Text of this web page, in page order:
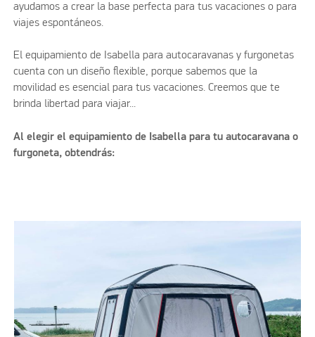
ayudamos a crear la base perfecta para tus vacaciones o para
viajes espontáneos.
El equipamiento de Isabella para autocaravanas y furgonetas
cuenta con un diseño flexible, porque sabemos que la
movilidad es esencial para tus vacaciones. Creemos que te
brinda libertad para viajar...
Al elegir el equipamiento de Isabella para tu autocaravana o
furgoneta, obtendrás: